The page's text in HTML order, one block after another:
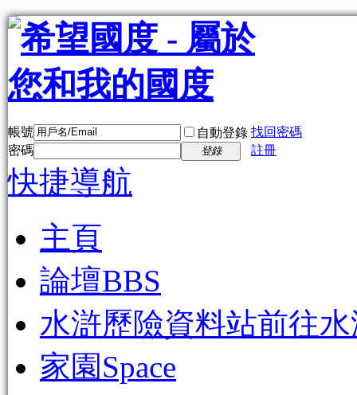
帳號 自動登錄 找回密碼
密碼
登錄 註冊
快捷導航
主頁
論壇BBS
水滸歷險資料站前往
家園Space